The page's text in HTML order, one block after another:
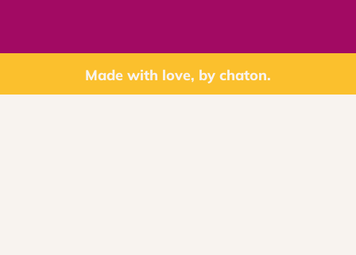
Made with love, by chaton.